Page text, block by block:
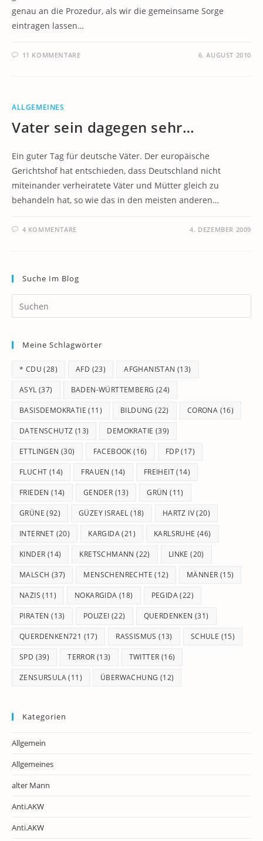
genau an die Prozedur, als wir die gemeinsame Sorge
eintragen lassen…
11 KOMMENTARE 6. AUGUST 2010
ALLGEMEINES
Vater sein dagegen sehr…
Ein guter Tag für deutsche Väter. Der europäische
Gerichtshof hat entschieden, dass Deutschland nicht
miteinander verheiratete Väter und Mütter gleich zu
behandeln hat, so wie das in den meisten anderen…
4 KOMMENTARE 4. DEZEMBER 2009
Suche Im Blog
Meine Schlagwörter
* CDU (28) AFD (23) AFGHANISTAN (13)
ASYL (37) BADEN-WÜRTTEMBERG (24)
BASISDEMOKRATIE (11) BILDUNG (22) CORONA (16)
DATENSCHUTZ (13) DEMOKRATIE (39)
ETTLINGEN (30) FACEBOOK (16) FDP(17)
FLUCHT (14) FRAUEN (14) FREIHEIT(14)
FRIEDEN (14) GENDER (13) GRÜN (11)
GRÜNE (92) GÜZEY ISRAEL (18) HARTZ IV(20)
INTERNET (20) KARGIDA(21) KARLSRUHE (46)
KINDER (14) KRETSCHMANN (22) LINKE (20)
MALSCH (37) MENSCHENRECHTE (12) MÄNNER (15)
NAZIS (11) NOKARGIDA (18) PEGIDA(22)
PIRATEN (13) POLIZEI (22) QUERDENKEN (31)
QUERDENKEN721 (17) RASSISMUS (13) SCHULE (15)
SPD (39) TERROR (13) TWITTER (16)
ZENSURSULA(11) ÜBERWACHUNG (12)
Kategorien
Allgemein
Allgemeines
alter Mann
Anti.AKW
Anti.AKW